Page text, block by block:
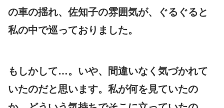
の車の揺れ、佐知子の雰囲気が、ぐるぐると
私の中で巡っておりました。
もしかして…。いや、間違いなく気づかれて
いたのだと思います。私が何を見ていたの